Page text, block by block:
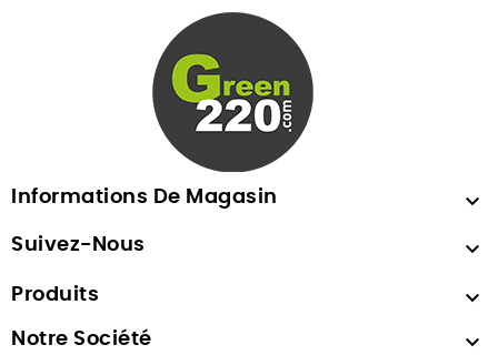
Informations De Magasin 
Suivez-Nous 
Produits 
Notre Société 